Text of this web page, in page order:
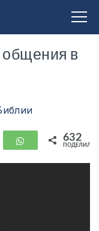
в
WhatsApp
632